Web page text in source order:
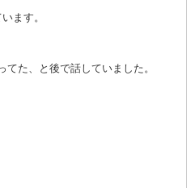
ます。
た、と後で話していました。